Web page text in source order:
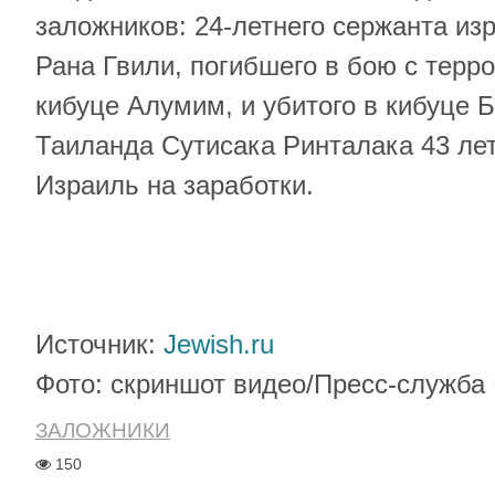
заложников: 24-летнего сержанта
Рана Гвили, погибшего в бою с
кибуце Алумим, и убитого в кибуце
Таиланда Сутисака Ринталака 43
Израиль на заработки.
Источник: Jewish.ru
Фото: скриншот видео/Пресс-
ЗАЛОЖНИКИ
150